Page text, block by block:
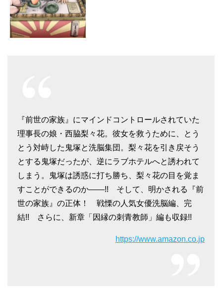
『前世の家族』にマインドコントロールされていた
理事長の娘・西脇梨々花。彼女を救うために、とう
とう対峙した鬼塚と洗脳集団。梨々花を引き戻そう
とする鬼塚だったが、逆にラブホテルへと誘われて
しまう。鬼塚は誘惑に打ち勝ち、梨々花の目を覚ま
すことができるのか――!! そして、明かされる『前
世の家族』の正体！ 戦慄の人気女優洗脳編、完
結!! さらに、新章「因縁の刺青教師」編も収録!!
https://www.amazon.co.jp